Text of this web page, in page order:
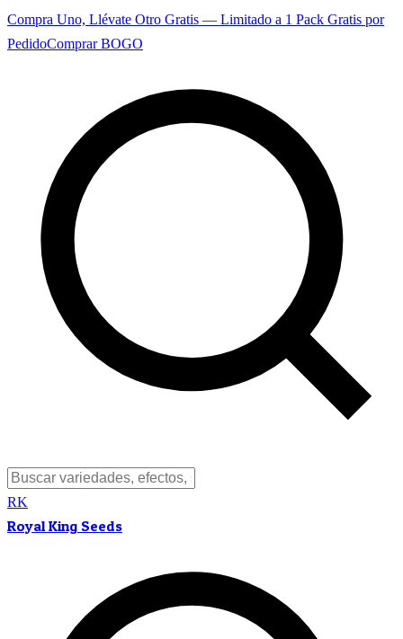
Compra Uno, Llévate Otro Gratis — Limitado a 1 Pack Gratis por
PedidoComprar BOGO
RK
Royal King Seeds